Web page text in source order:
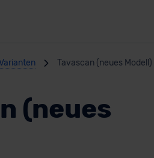
Tavascan (neues Modell)
(neues